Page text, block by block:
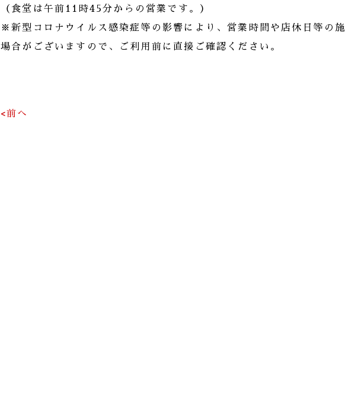
（食堂は午前11時45分からの営業です。）
※新型コロナウイルス感染症等の影響により、営業時間や店休日等の
場合がございますので、ご利用前に直接ご確認ください。
<前へ